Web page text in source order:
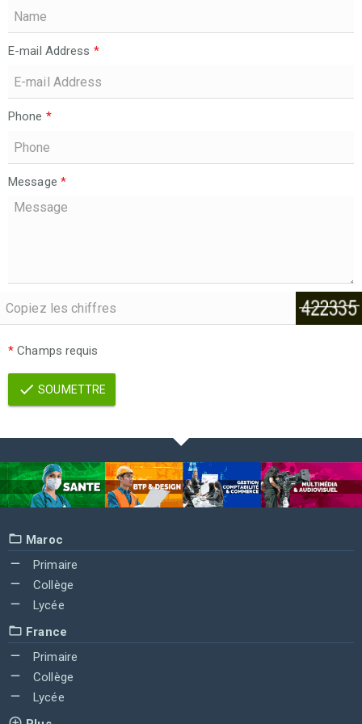
E-mail Address *
Phone *
Message *
* Champs requis
SOUMETTRE
Maroc
Primaire
Collège
Lycée
France
Primaire
Collège
Lycée